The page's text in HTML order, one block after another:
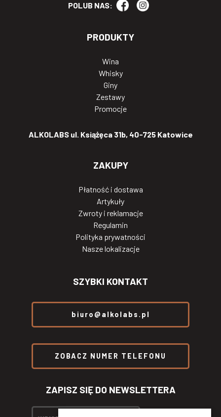
POLUB NAS:
PRODUKTY
Wina
Whisky
Giny
Zestawy
Promocje
ALKOLABS ul. Książęca 31b, 40-725 Katowice
ZAKUPY
Płatność i dostawa
Artykuły
Zwroty i reklamacje
Regulamin
Polityka prywatności
Nasze lokalizacje
SZYBKI KONTAKT
biuro@alkolabs.pl
ZOBACZ NUMER TELEFONU
ZAPISZ SIĘ DO NEWSLETTERA